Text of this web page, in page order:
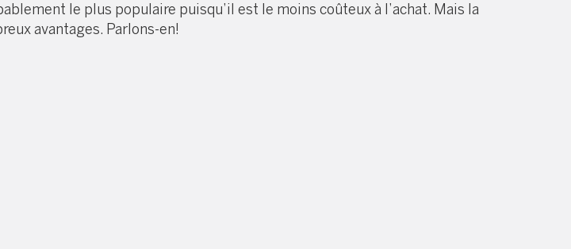
le plus populaire puisqu’il est le moins coûteux à l’achat. Mais la
avantages. Parlons-en!